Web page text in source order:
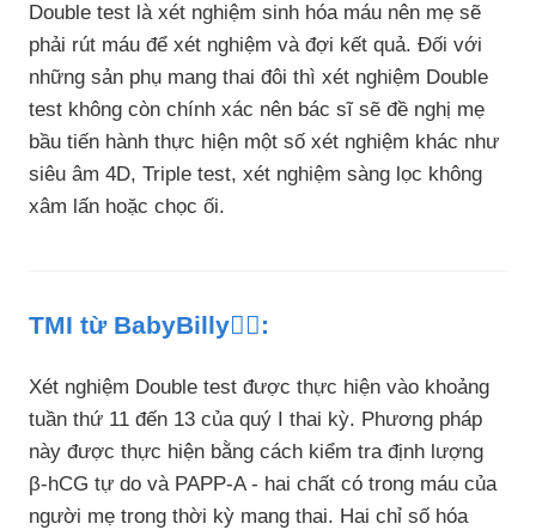
Double test là xét nghiệm sinh hóa máu nên mẹ sẽ
phải rút máu để xét nghiệm và đợi kết quả. Đối với
những sản phụ mang thai đôi thì xét nghiệm Double
test không còn chính xác nên bác sĩ sẽ đề nghị mẹ
bầu tiến hành thực hiện một số xét nghiệm khác như
siêu âm 4D, Triple test, xét nghiệm sàng lọc không
xâm lấn hoặc chọc ối.
TMI từ BabyBilly👩‍⚕️:
Xét nghiệm Double test được thực hiện vào khoảng
tuần thứ 11 đến 13 của quý I thai kỳ. Phương pháp
này được thực hiện bằng cách kiểm tra định lượng
β-hCG tự do và PAPP-A - hai chất có trong máu của
người mẹ trong thời kỳ mang thai. Hai chỉ số hóa